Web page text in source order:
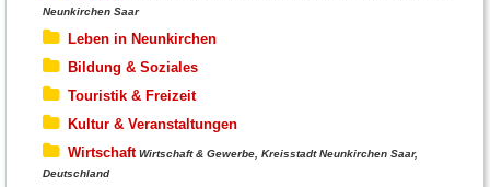
Neunkirchen Saar
Leben in Neunkirchen
Bildung & Soziales
Touristik & Freizeit
Kultur & Veranstaltungen
Wirtschaft Wirtschaft & Gewerbe, Kreisstadt Neunkirchen Saar,
Deutschland